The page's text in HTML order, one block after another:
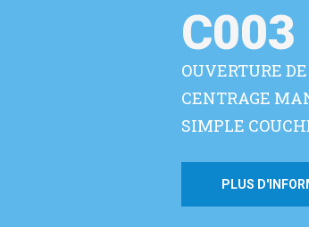
C003
OUVERTURE
CENTRAGE
SIMPLE
PLUS